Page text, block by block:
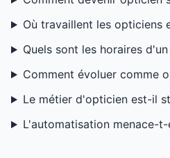
Où travaillent les opticiens
Quels sont les horaires
Comment évoluer comme
Le métier d'opticien est-il
L'automatisation menace-